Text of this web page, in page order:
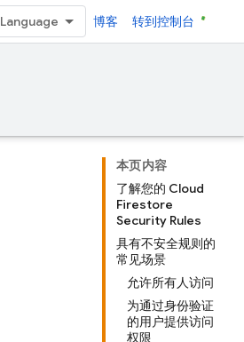
博客 转到控制台
本页内容
了解您的 Cloud
Firestore
Security Rules
具有不安全规则的
常见场景
允许所有人访问
为通过身份验证
的用户提供访问
权限